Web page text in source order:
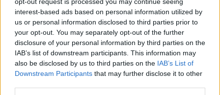
interest-based ads based on personal information utilized by
us or personal information disclosed to third parties prior to
your opt-out. You may separately opt-out of the further
disclosure of your personal information by third parties on the
IAB’s list of downstream participants. This information may
also be disclosed by us to third parties on the IAB’s List of
Downstream Participants that may further disclose it to other
πρόγνωση: ένταση, ριπές, διεύθυνση, ώρα
ενίσχυσης και έλεγχος πριν από πλοίο ή παραλία.
Ημέρες εβδομάδας 7 ημέρες
ΠΕΜ
06/08
24°/31°
Καθαρός καιρός ›